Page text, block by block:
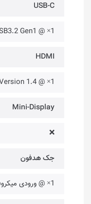
USB-C
1× @ USB3.2 Gen1
HDMI
1× @ Version 1.4
Mini-Display
❌
جک هدفون
1× @ ورودی میکروفون/خروجی هدفون